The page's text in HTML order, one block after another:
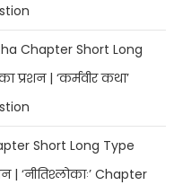
Chapter Short Long
प्रशन | ‘कर्मवीर कथा’
Short Long Type
‘नीतिश्लोकाः’ Chapter